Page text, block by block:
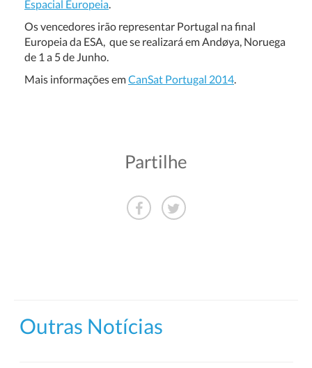
Espacial Europeia.
Os vencedores irão representar Portugal na final
Europeia da ESA, que se realizará em Andøya, Noruega
de 1 a 5 de Junho.
Mais informações emCanSat Portugal 2014.
Partilhe
Outras Notícias